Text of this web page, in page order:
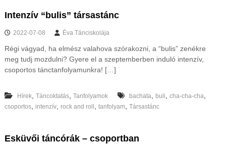
Intenzív “bulis” társastánc
2022-07-08 Éva Tánciskolája
Régi vágyad, ha elmész valahova szórakozni, a “bulis” zenékre
meg tudj mozdulni? Gyere el a szeptemberben induló intenzív,
csoportos tánctanfolyamunkra! […]
Hírek, Táncoktatás, Tanfolyamok bachata buli cha-cha-cha
csoportos, intenzív, rock and roll tanfolyam Társastánc
Esküvői táncórák – csoportban